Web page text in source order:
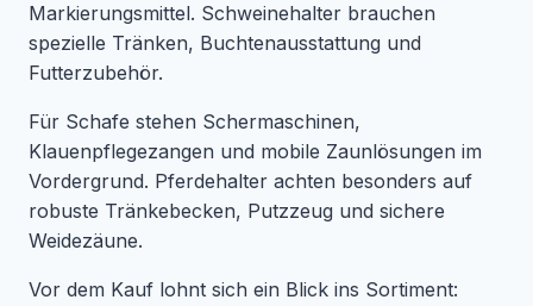
Markierungsmittel. Schweinehalter brauchen
spezielle Tränken, Buchtenausstattung und
Futterzubehör.
Für Schafe stehen Schermaschinen,
Klauenpflegezangen und mobile Zaunlösungen im
Vordergrund. Pferdehalter achten besonders auf
robuste Tränkebecken, Putzzeug und sichere
Weidezäune.
Vor dem Kauf lohnt sich ein Blick ins Sortiment: